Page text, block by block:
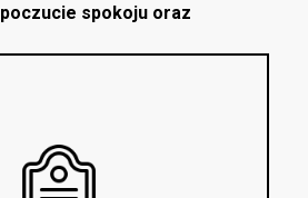
poczucie spokoju oraz